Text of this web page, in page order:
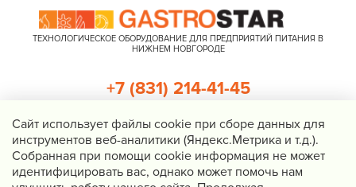
ТЕХНОЛОГИЧЕСКОЕ ОБОРУДОВАНИЕ ДЛЯ ПРЕДПРИЯТИЙ ПИТАНИЯ В
НИЖНЕМ НОВГОРОДЕ
Нижний Новгород, Казанское шоссе, д. 4, корп. 3, пом. 1
+7 (831) 214-41-45
Перезвоните мне
Cайт использует файлы cookie при сборе данных для
инструментов веб-аналитики (Яндекс.Метрика и т.д.).
Собранная при помощи cookie информация не может
идентифицировать вас, однако может помочь нам